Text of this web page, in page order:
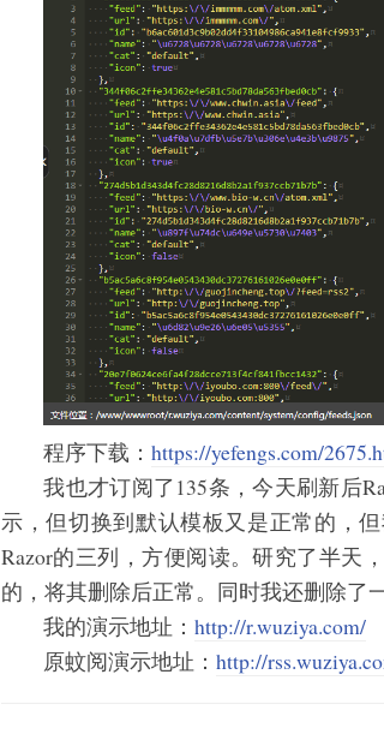
程序下载：https://yefengs.com/
我也才订阅了135条，今天刷新后
示，但切换到默认模板又是正常的，
Razor的三列，方便阅读。研究了半天
的，将其删除后正常。同时我还删除了
我的演示地址：http://r.wuziya.com/
原蚊阅演示地址：http://